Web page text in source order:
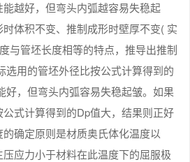
越好，但弯头内弧越容易失稳起
体积不变、推制成形时壁厚不变( 实
与管坯长度相等的特点，推导出推制
选用的管坯外径比按公式计算得到的
好，但弯头内弧容易失稳起皱。如果
式计算得到的Dp值大，结果则正好
确定原则是材质奥氏体化温度以
压应力小于材料在此温度下的屈服极